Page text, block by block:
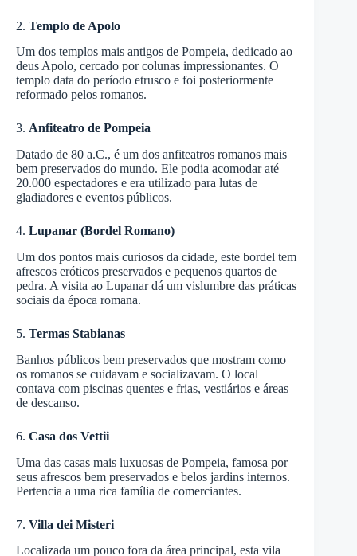
2. Templo de Apolo
Um dos templos mais antigos de Pompeia, dedicado ao
deus Apolo, cercado por colunas impressionantes. O
templo data do período etrusco e foi posteriormente
reformado pelos romanos.
3. Anfiteatro de Pompeia
Datado de 80 a.C., é um dos anfiteatros romanos mais
bem preservados do mundo. Ele podia acomodar até
20.000 espectadores e era utilizado para lutas de
gladiadores e eventos públicos.
4. Lupanar (Bordel Romano)
Um dos pontos mais curiosos da cidade, este bordel tem
afrescos eróticos preservados e pequenos quartos de
pedra. A visita ao Lupanar dá um vislumbre das práticas
sociais da época romana.
5. Termas Stabianas
Banhos públicos bem preservados que mostram como
os romanos se cuidavam e socializavam. O local
contava com piscinas quentes e frias, vestiários e áreas
de descanso.
6. Casa dos Vettii
Uma das casas mais luxuosas de Pompeia, famosa por
seus afrescos bem preservados e belos jardins internos.
Pertencia a uma rica família de comerciantes.
7. Villa dei Misteri
Localizada um pouco fora da área principal, esta vila